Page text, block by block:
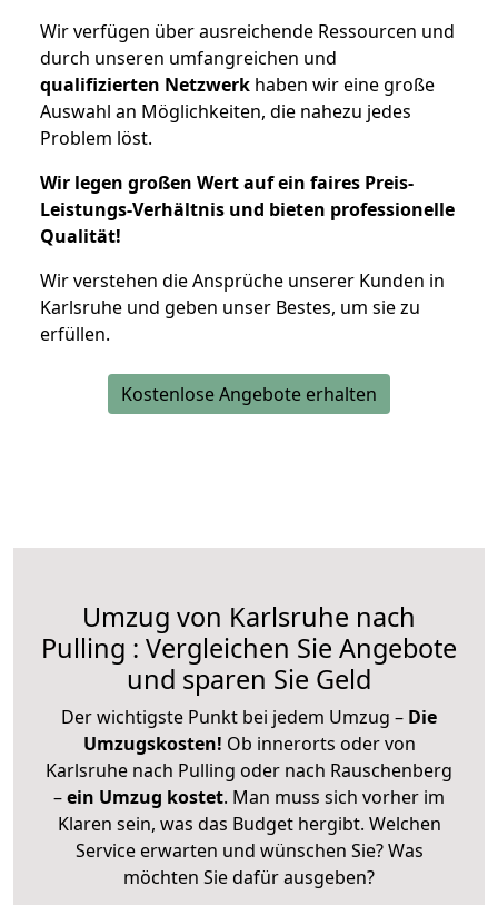
Wir verfügen über ausreichende Ressourcen und
durch unseren umfangreichen und
qualifizierten Netzwerk haben wir eine große
Auswahl an Möglichkeiten, die nahezu jedes
Problem löst.
Wir legen großen Wert auf ein faires Preis-
Leistungs-Verhältnis und bieten professionelle
Qualität!
Wir verstehen die Ansprüche unserer Kunden in
Karlsruhe und geben unser Bestes, um sie zu
erfüllen.
Kostenlose Angebote erhalten
Umzug von Karlsruhe nach
Pulling : Vergleichen Sie Angebote
und sparen Sie Geld
Der wichtigste Punkt bei jedem Umzug – Die
Umzugskosten! Ob innerorts oder von
Karlsruhe nach Pulling oder nach Rauschenberg
–ein Umzug kostet. Man muss sich vorher im
Klaren sein, was das Budget hergibt. Welchen
Service erwarten und wünschen Sie? Was
möchten Sie dafür ausgeben?